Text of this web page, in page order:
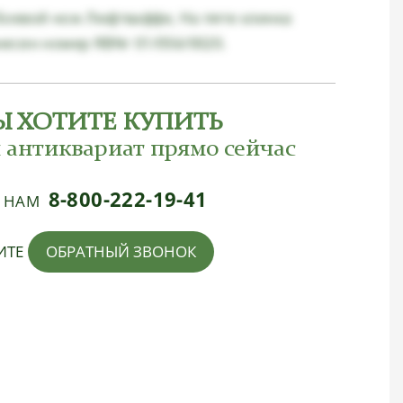
нож Люфтваффе, На пяте клинка
номер RBNr 01/056/0020.
ХОТИТЕ КУПИТЬ
прямо сейчас
НАМ 8-800-222-19-41
ОБРАТНЫЙ ЗВОНОК